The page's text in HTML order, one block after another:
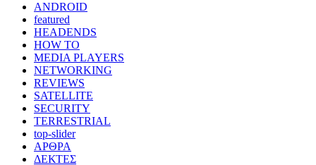
ANDROID
featured
HEADENDS
HOW TO
MEDIA PLAYERS
NETWORKING
REVIEWS
SATELLITE
SECURITY
TERRESTRIAL
top-slider
ΑΡΘΡΑ
ΔΕΚΤΕΣ